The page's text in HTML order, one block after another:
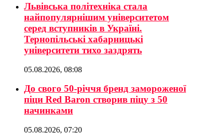
Львівська політехніка стала
найпопулярнішим університетом
серед вступників в Україні.
Тернопільські хабарницькі
університети тихо заздрять
05.08.2026, 08:08
До свого 50-річчя бренд замороженої
піци Red Baron створив піцу з 50
начинками
05.08.2026, 07:20